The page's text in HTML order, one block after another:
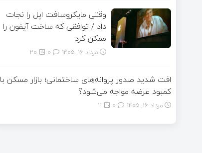
وقتی مایکروسافت اپل را نجات
داد / توافقی که ساخت آیفون را
ممکن کرد
مرداد ۱۶, ۱۴۰۵ 20
افت شدید صدور پروانه‌های ساختمانی؛ بازار مسکن با
کمبود عرضه مواجه می‌شود؟
مرداد ۱۶, ۱۴۰۵ 11